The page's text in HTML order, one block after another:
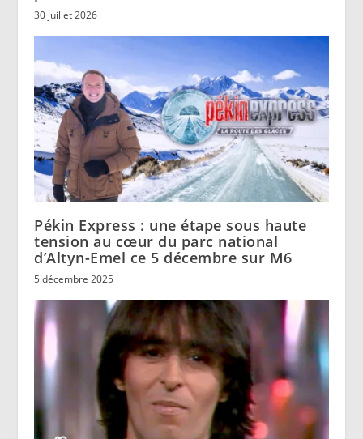
30 juillet 2026
Pékin Express : une étape sous haute
tension au cœur du parc national
d’Altyn-Emel ce 5 décembre sur M6
5 décembre 2025